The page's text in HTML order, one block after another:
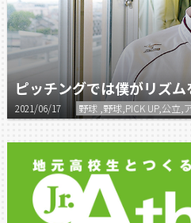
2021/06/17 野球 ,野球,PICK UP,公立,